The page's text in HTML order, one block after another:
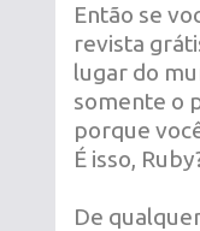
Então se
revista
lugar do
somente o
porque
É isso,
De